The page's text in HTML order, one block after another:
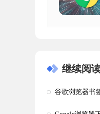
继续阅
谷歌浏览器书